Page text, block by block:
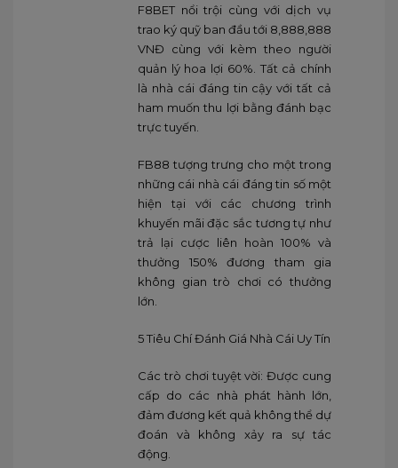
F8BET nổi trội cùng với dịch vụ
trao ký quỹ ban đầu tới 8,888,888
VNĐ cùng với kèm theo người
quản lý hoa lợi 60%. Tất cả chính
là nhà cái đáng tin cậy với tất cả
ham muốn thu lợi bằng đánh bạc
trực tuyến.
FB88 tượng trưng cho một trong
những cái nhà cái đáng tin số một
hiện tại với các chương trình
khuyến mãi đặc sắc tương tự như
trả lại cược liên hoàn 100% và
thưởng 150% đương tham gia
không gian trò chơi có thưởng
lớn.
5 Tiêu Chí Đánh Giá Nhà Cái Uy Tín
Các trò chơi tuyệt vời: Được cung
cấp do các nhà phát hành lớn,
đảm đương kết quả không thể dự
đoán và không xảy ra sự tác
động.